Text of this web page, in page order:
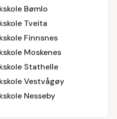
Bømlo
Tveita
Finnsnes
Moskenes
Stathelle
Vestvågøy
Nesseby